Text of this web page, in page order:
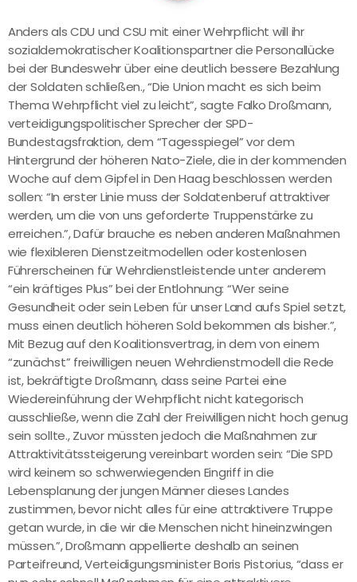
Anders als CDU und CSU mit einer Wehrpflicht will ihr
sozialdemokratischer Koalitionspartner die Personallücke
bei der Bundeswehr über eine deutlich bessere Bezahlung
der Soldaten schließen., “Die Union macht es sich beim
Thema Wehrpflicht viel zu leicht”, sagte Falko Droßmann,
verteidigungspolitischer Sprecher der SPD-
Bundestagsfraktion, dem “Tagesspiegel” vor dem
Hintergrund der höheren Nato-Ziele, die in der kommenden
Woche auf dem Gipfel in Den Haag beschlossen werden
sollen: “In erster Linie muss der Soldatenberuf attraktiver
werden, um die von uns geforderte Truppenstärke zu
erreichen.”, Dafür brauche es neben anderen Maßnahmen
wie flexibleren Dienstzeitmodellen oder kostenlosen
Führerscheinen für Wehrdienstleistende unter anderem
“ein kräftiges Plus” bei der Entlohnung: “Wer seine
Gesundheit oder sein Leben für unser Land aufs Spiel setzt,
muss einen deutlich höheren Sold bekommen als bisher.”,
Mit Bezug auf den Koalitionsvertrag, in dem von einem
“zunächst” freiwilligen neuen Wehrdienstmodell die Rede
ist, bekräftigte Droßmann, dass seine Partei eine
Wiedereinführung der Wehrpflicht nicht kategorisch
ausschließe, wenn die Zahl der Freiwilligen nicht hoch genug
sein sollte., Zuvor müssten jedoch die Maßnahmen zur
Attraktivitätssteigerung vereinbart worden sein: “Die SPD
wird keinem so schwerwiegenden Eingriff in die
Lebensplanung der jungen Männer dieses Landes
zustimmen, bevor nicht alles für eine attraktivere Truppe
getan wurde, in die wir die Menschen nicht hineinzwingen
müssen.”, Droßmann appellierte deshalb an seinen
Parteifreund, Verteidigungsminister Boris Pistorius, “dass er